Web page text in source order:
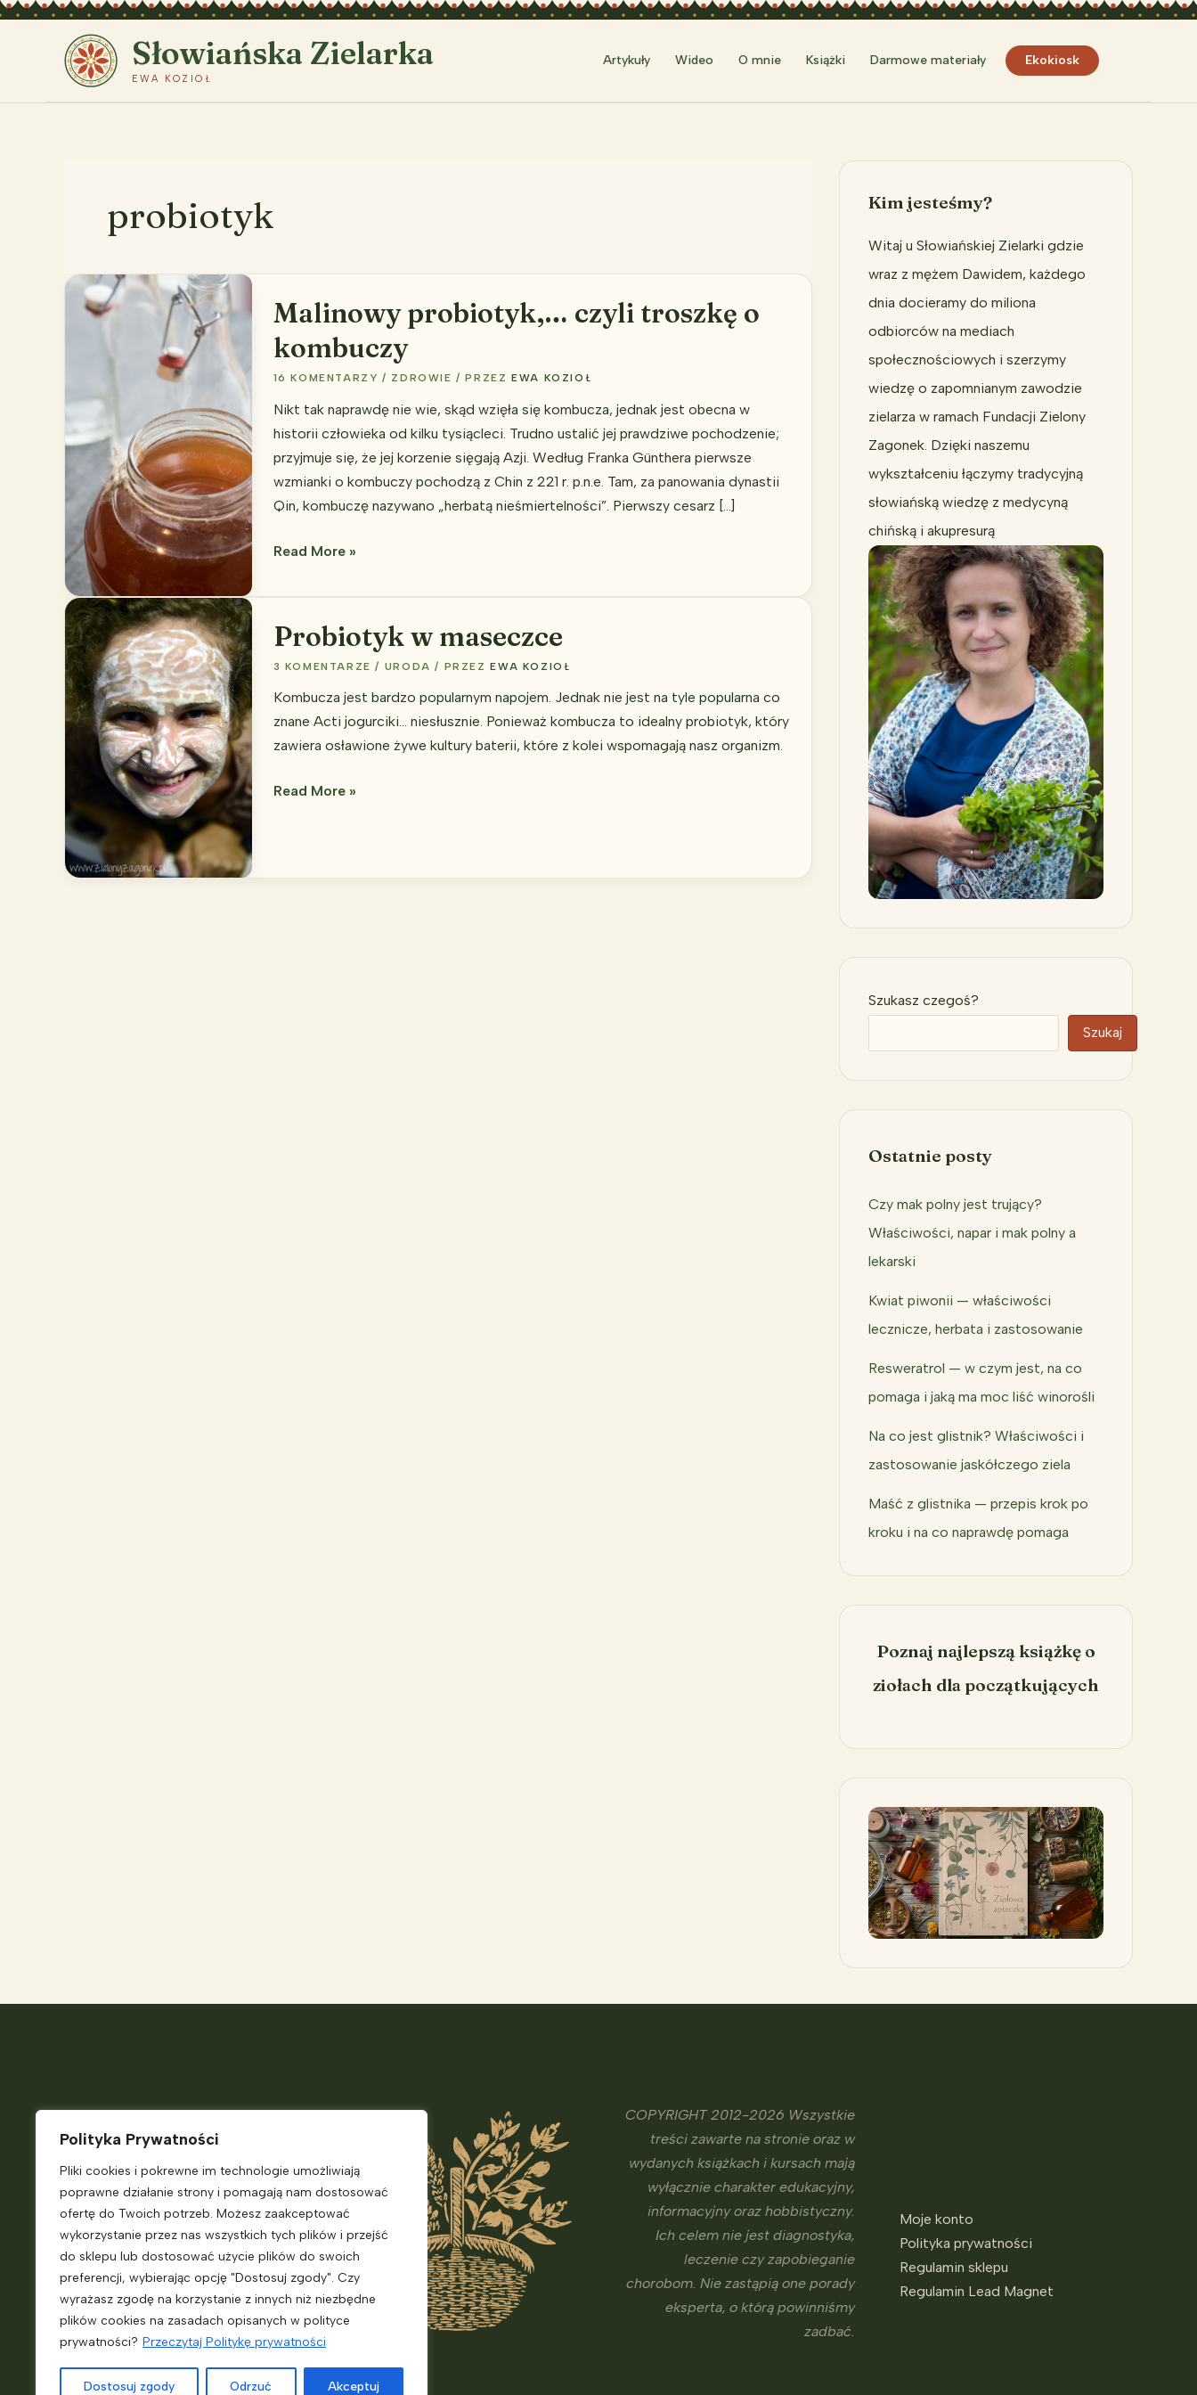
Polityka Prywatności
Pliki cookies i pokrewne im technologie umożliwiają
poprawne działanie strony i pomagają nam dostosować
ofertę do Twoich potrzeb. Możesz zaakceptować
wykorzystanie przez nas wszystkich tych plików i przejść
do sklepu lub dostosować użycie plików do swoich
preferencji, wybierając opcję "Dostosuj zgody". Czy
wyrażasz zgodę na korzystanie z innych niż niezbędne
plików cookies na zasadach opisanych w polityce
prywatności? Przeczytaj Politykę prywatności
Dostosuj zgody Odrzuć Akceptuj
Przejdź
Słowiańska Zielarka
EWA KOZIOŁ
Artykuły Wideo O mnie Książki Darmowe materiały Ekokiosk
probiotyk
Malinowy probiotyk,… czyli troszkę o
kombuczy
16 KOMENTARZY / ZDROWIE / PRZEZEWA KOZIOŁ
Nikt tak naprawdę nie wie, skąd wzięła się kombucza, jednak jest obecna w
historii człowieka od kilku tysiącleci. Trudno ustalić jej prawdziwe pochodzenie;
przyjmuje się, że jej korzenie sięgają Azji. Według Franka Günthera pierwsze
wzmianki o kombuczy pochodzą z Chin z 221 r. p.n.e. Tam, za panowania dynastii
Qin, kombuczę nazywano „herbatą nieśmiertelności”. Pierwszy cesarz […]
Malinowy
czyli
troszkę
o
kombuczy
Read More »
Probiotyk w maseczce
3 KOMENTARZE / URODA / PRZEZEWA KOZIOŁ
Kombucza jest bardzo popularnym napojem. Jednak nie jest na tyle popularna co
znane Acti jogurciki… niesłusznie. Ponieważ kombucza to idealny probiotyk, który
zawiera osławione żywe kultury baterii, które z kolei wspomagają nasz organizm.
Probiotyk
Read More »
Kim jesteśmy?
Witaj u Słowiańskiej Zielarki gdzie
wraz z mężem Dawidem, każdego
dnia docieramy do miliona
odbiorców na mediach
społecznościowych i szerzymy
wiedzę o zapomnianym zawodzie
zielarza w ramach Fundacji Zielony
Zagonek. Dzięki naszemu
wykształceniu łączymy tradycyjną
słowiańską wiedzę z medycyną
chińską i akupresurą
Szukasz czegoś?
Szukaj
Ostatnie posty
Czy mak polny jest trujący?
Właściwości, napar i mak polny a
lekarski
Kwiat piwonii — właściwości
lecznicze, herbata i zastosowanie
Resweratrol — w czym jest, na co
pomaga i jaką ma moc liść winorośli
Na co jest glistnik? Właściwości i
zastosowanie jaskółczego ziela
Maść z glistnika — przepis krok po
kroku i na co naprawdę pomaga
Poznaj najlepszą książkę o
ziołach dla początkujących
Telefon:
+48 882 187 931
mail: ekokiosk@zielonyzagonek.pl
Pn. – Pt.
Jasienna 46
33-322 Jasienna
NIP: 7343556249
COPYRIGHT 2012-2026 Wszystkie
treści zawarte na stronie oraz w
wydanych książkach i kursach mają
wyłącznie charakter edukacyjny,
informacyjny oraz hobbistyczny.
Ich celem nie jest diagnostyka,
leczenie czy zapobieganie
chorobom. Nie zastąpią one porady
eksperta, o którą powinniśmy
zadbać.
Moje konto
Polityka prywatności
Regulamin sklepu
Regulamin Lead Magnet